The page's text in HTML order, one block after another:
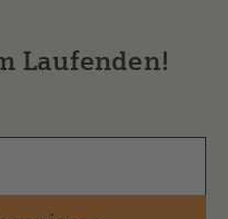
Laufenden!